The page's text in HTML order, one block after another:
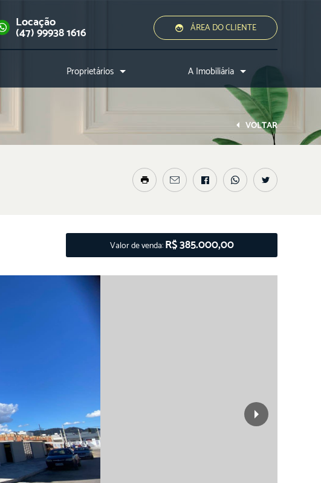
Locação
(47) 99938 1616 ÁREA DO CLIENTE
Proprietários A Imobiliária
Nossos diferenciais
Nossos profissionais
VOLTAR
Valor de venda:R$ 385.000,00